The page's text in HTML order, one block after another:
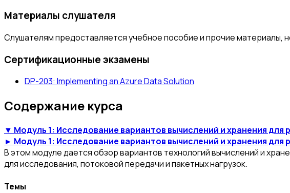
Материалы слушателя
Слушателям предоставляется учебное пособие и прочие материалы,
Сертификационные экзамены
DP-203: Implementing an Azure Data Solution
Содержание курса
▼ Модуль 1: Исследование вариантов вычислений и хранения для
► Модуль 1: Исследование вариантов вычислений и хранения для
В этом модуле дается обзор вариантов технологий вычислений и
для исследования, потоковой передачи и пакетных нагрузок.
Темы